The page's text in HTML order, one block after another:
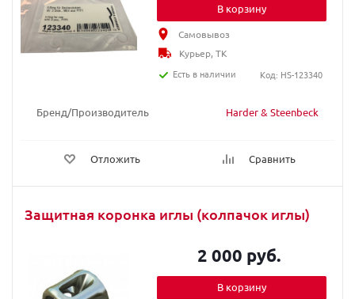
Бренд/Производитель Harder & Steenbeck
Отложить Сравнить
В корзину
Самовывоз
Курьер, ТК
Есть в наличии
Код: HS-123340
Защитная коронка иглы (колпачок иглы)
2 000 руб.
В корзину